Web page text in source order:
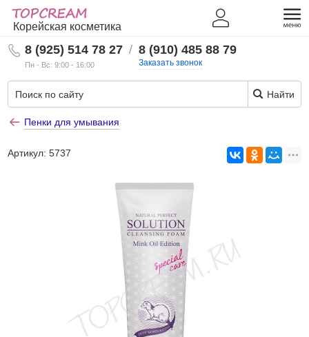
Корейская косметика
8 (925) 514 78 27
Пн - Вс: 9:00 - 16:00
/ 8 (910) 485 88 79
Заказать звонок
Найти
Пенки для умывания
Артикул:5737